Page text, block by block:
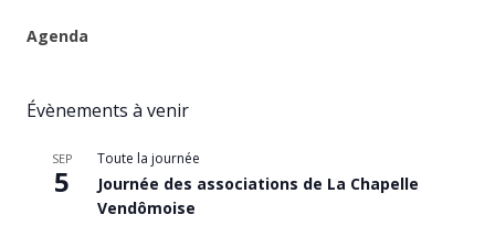
Agenda
Évènements à venir
SEP
5
Toute la journée
Journée des associations de La Chapelle
Vendômoise